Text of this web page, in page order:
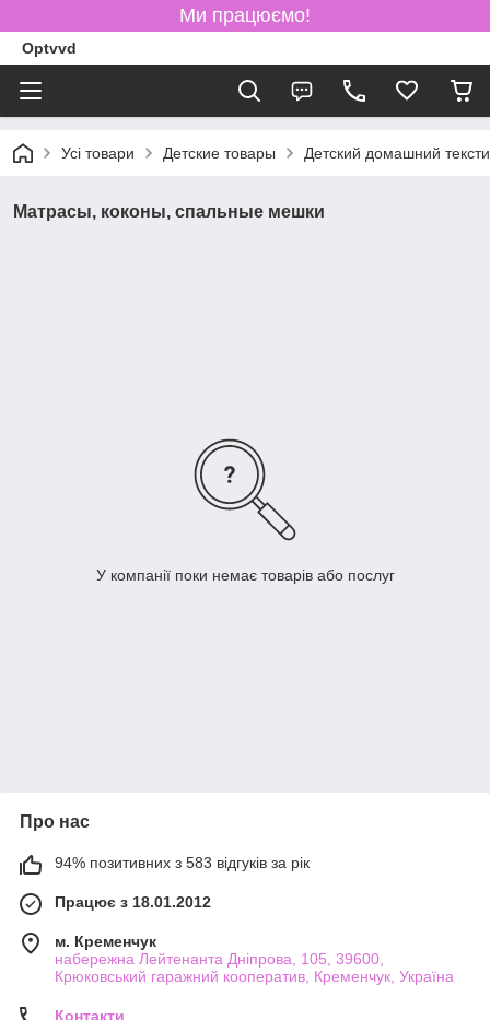
Ми працюємо!
Optvvd
Усі товари Детские товары Детский домашний
Матрасы, коконы, спальные мешки
У компанії поки немає товарів або послуг
Про нас
94% позитивних з 583 відгуків за рік
Працює з 18.01.2012
м. Кременчук
набережна Лейтенанта Дніпрова, 105, 39600,
Крюковський гаражний кооператив, Кременчук, Україна
Контакти